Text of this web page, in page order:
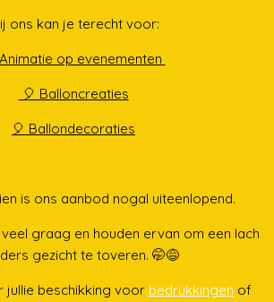
ons kan je terecht voor:
op evenementen
🎈 Balloncreaties
🎈 Ballondecoraties
is ons aanbod nogal uiteenlopend.
graag en houden ervan om een lach
gezicht te toveren. 🤭😅
jullie beschikking voor bedrukkingen of